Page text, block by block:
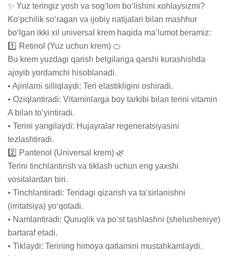
✨ Yuz teringiz yosh va sogʻlom boʻlishini xohlaysizmi?
Koʻpchilik soʻragan va ijobiy natijalari bilan mashhur
boʻlgan ikki xil universal krem haqida maʼlumot beramiz:
1️⃣ Retinol (Yuz uchun krem) 🍊
Bu krem yuzdagi qarish belgilariga qarshi kurashishda
ajoyib yordamchi hisoblanadi.
• Ajinlarni silliqlaydi: Teri elastikligini oshiradi.
• Oziqlantiradi: Vitaminlarga boy tarkibi bilan terini vitamin
A bilan toʻyintiradi.
• Terini yangilaydi: Hujayralar regeneratsiyasini
tezlashtiradi.
2️⃣ Pantenol (Universal krem) 🌿
Terini tinchlantirish va tiklash uchun eng yaxshi
vositalardan biri.
• Tinchlantiradi: Teridagi qizarish va taʼsirlanishni
(irritatsiya) yoʻqotadi.
• Namlantiradi: Quruqlik va poʻst tashlashni (shelusheniye)
bartaraf etadi.
• Tiklaydi: Terining himoya qatlamini mustahkamlaydi.